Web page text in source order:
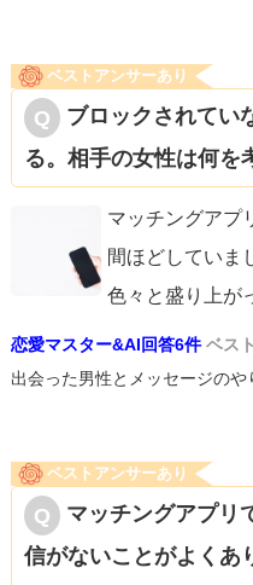
ベストアンサーあり
ブロックされてい
る。相手の女性は何を
マッチングアプ
間ほどしていま
色々と盛り上が
恋愛マスター&AI回答6件 ベス
出会った男性とメッセージのや
ベストアンサーあり
マッチングアプリ
信がないことがよくあ